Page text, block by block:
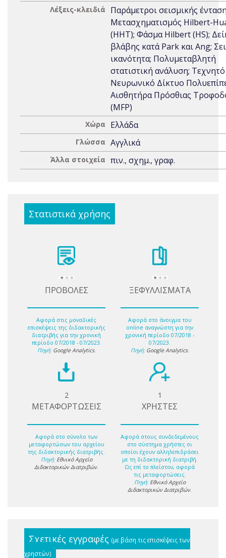
Λέξεις-κλειδιά
Παράμετροι σεισμικής
Μετασχηματισμός Hilbert-
(HHT); Φάσμα Hilbert (HS);
βλάβης κατά Park και Ang;
ικανότητα; Πολυμεταβλητή
στατιστική ανάλυση; Τεχνητό
Νευρωνικό Δίκτυο
Αισθητήρα Πρόσθιας
(ΜFP)
Χώρα Ελλάδα
Γλώσσα Αγγλικά
Άλλα στοιχεία πιν., σχημ., γραφ.
Στατιστικά χρήσης
ΠΡΟΒΟΛΕΣ
Αφορά στις μοναδικές
επισκέψεις της διδακτορικής
διατριβής για την χρονική
περίοδο 07/2018 - 07/2023.
Πηγή: Google Analytics.
ΞΕΦΥΛΛΙΣΜΑΤΑ
Αφορά στο άνοιγμα του
online αναγνώστη για την
χρονική περίοδο 07/2018 -
07/2023.
Πηγή: Google Analytics.
2
ΜΕΤΑΦΟΡΤΩΣΕΙΣ
Αφορά στο σύνολο των
μεταφορτώσων του αρχείου
της διδακτορικής διατριβής.
Πηγή: Εθνικό Αρχείο
Διδακτορικών Διατριβών.
1
ΧΡΗΣΤΕΣ
Αφορά στους συνδεδεμένους
στο σύστημα χρήστες οι
οποίοι έχουν αλληλεπιδράσει
με τη διδακτορική διατριβή.
Ως επί το πλείστον, αφορά
τις μεταφορτώσεις.
Πηγή: Εθνικό Αρχείο
Διδακτορικών Διατριβών.
Σχετικές εγγραφές (με βάση τις επισκέψεις των
χρηστών)